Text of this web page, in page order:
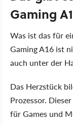
Gaming
Was ist das für
Gaming A16 ist
auch unter der
Das Herzstück
Prozessor.
für Games und